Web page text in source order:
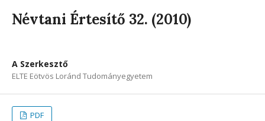
Névtani Értesítő 32. (2010)
A Szerkesztő
ELTE Eötvös Loránd Tudományegyetem
PDF